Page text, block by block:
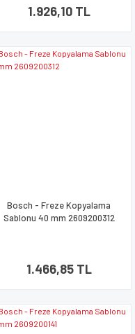
1.926,10 TL
Bosch - Freze Kopyalama
Sablonu 40 mm 2609200312
1.466,85 TL